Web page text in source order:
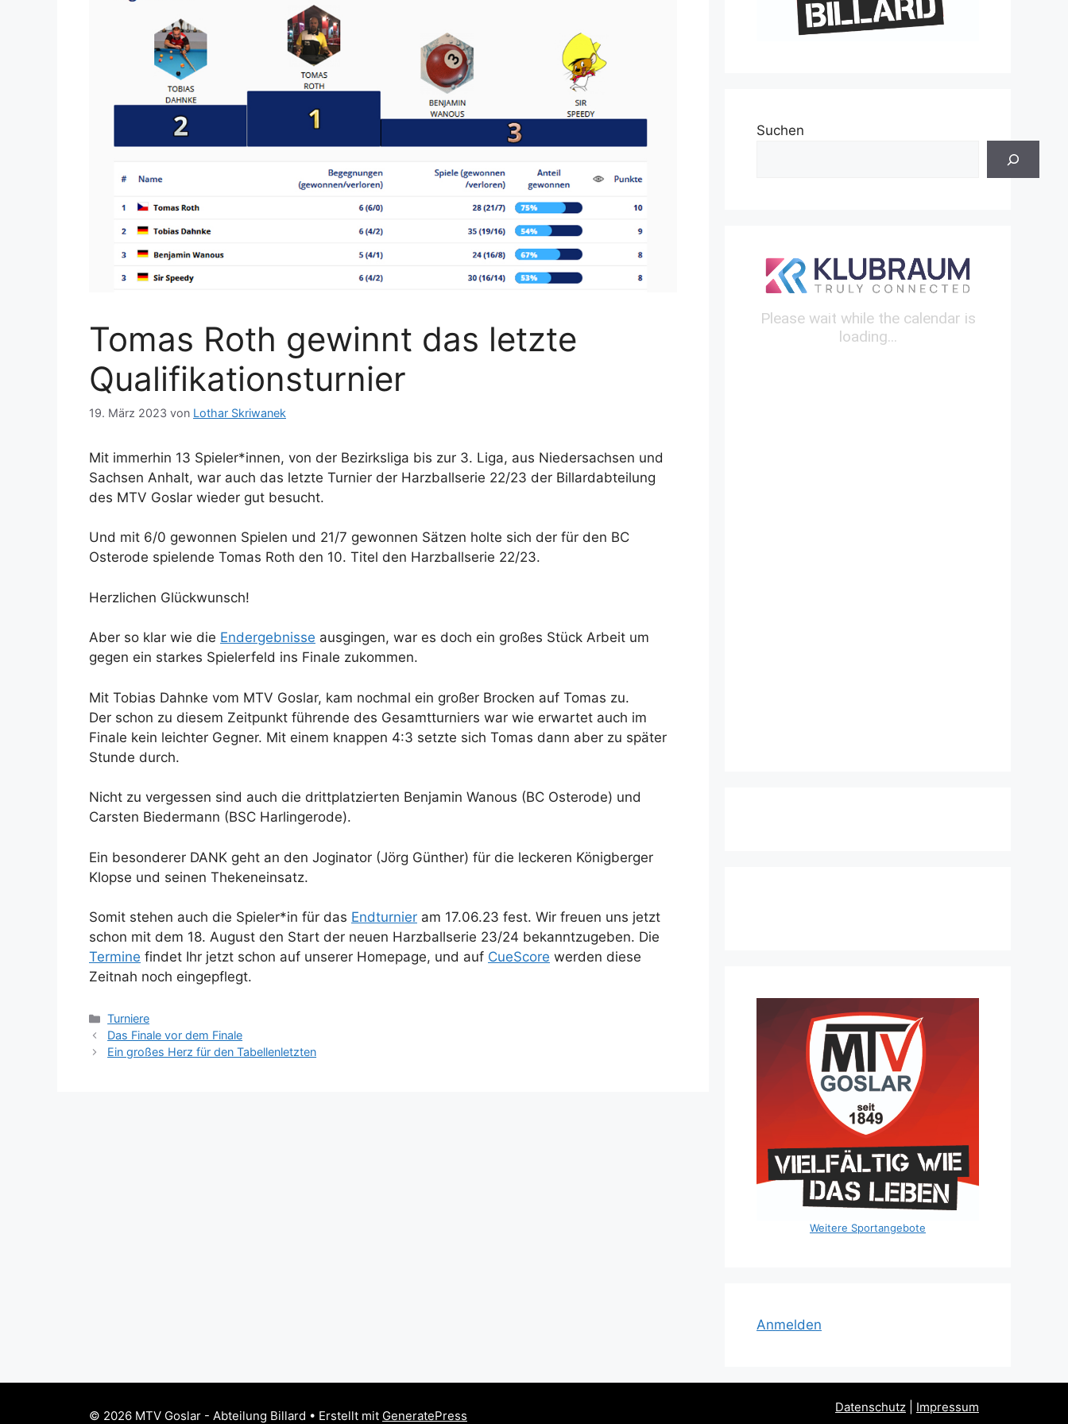
Tomas Roth gewinnt das letzte
Qualifikationsturnier
19. März 2023 von Lothar Skriwanek
Mit immerhin 13 Spieler*innen, von der Bezirksliga bis zur 3. Liga, aus Niedersachsen und
Sachsen Anhalt, war auch das letzte Turnier der Harzballserie 22/23 der Billardabteilung
des MTV Goslar wieder gut besucht.
Und mit 6/0 gewonnen Spielen und 21/7 gewonnen Sätzen holte sich der für den BC
Osterode spielende Tomas Roth den 10. Titel den Harzballserie 22/23.
Herzlichen Glückwunsch!
Aber so klar wie die Endergebnisse ausgingen, war es doch ein großes Stück Arbeit um
gegen ein starkes Spielerfeld ins Finale zukommen.
Mit Tobias Dahnke vom MTV Goslar, kam nochmal ein großer Brocken auf Tomas zu.
Der schon zu diesem Zeitpunkt führende des Gesamtturniers war wie erwartet auch im
Finale kein leichter Gegner. Mit einem knappen 4:3 setzte sich Tomas dann aber zu später
Stunde durch.
Nicht zu vergessen sind auch die drittplatzierten Benjamin Wanous (BC Osterode) und
Carsten Biedermann (BSC Harlingerode).
Ein besonderer DANK geht an den Joginator (Jörg Günther) für die leckeren Königberger
Klopse und seinen Thekeneinsatz.
Somit stehen auch die Spieler*in für das Endturnier am 17.06.23 fest. Wir freuen uns jetzt
schon mit dem 18. August den Start der neuen Harzballserie 23/24 bekanntzugeben. Die
Termine findet Ihr jetzt schon auf unserer Homepage, und auf CueScore werden diese
Zeitnah noch eingepflegt.
Kategorien
Turniere
Das Finale vor dem Finale
Ein großes Herz für den Tabellenletzten
Suchen
Weitere Sportangebote
Anmelden
Datenschutz Impressum
© 2026 MTV Goslar - Abteilung Billard • Erstellt mit GeneratePress